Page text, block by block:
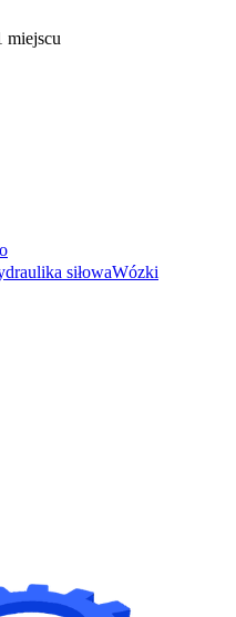
miejscu
siłowaWózki